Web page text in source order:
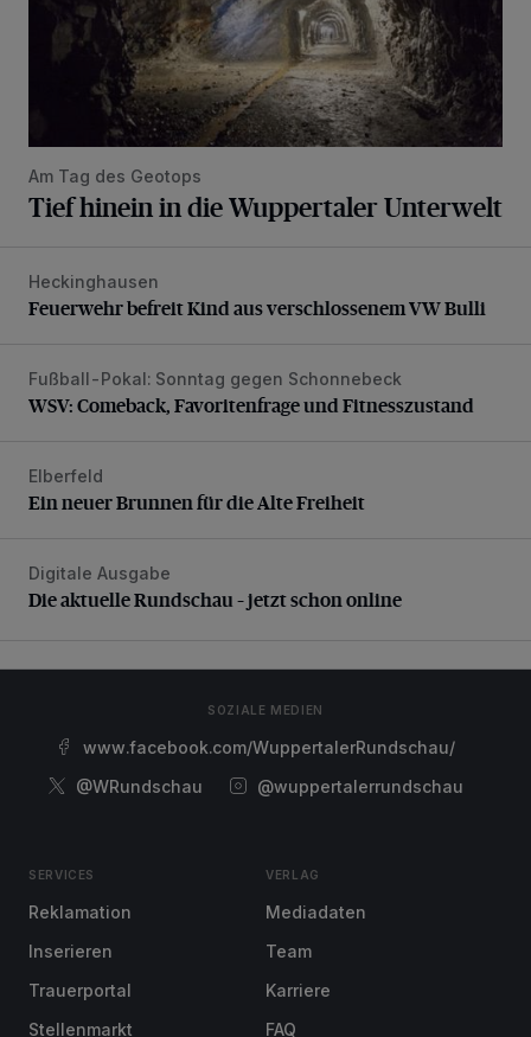
Am Tag des Geotops
Tief hinein in die Wuppertaler Unterwelt
Feuerwehr befreit Kind aus verschlossenem VW Bulli
Heckinghausen
Feuerwehr befreit Kind aus verschlossenem VW Bulli
WSV: Comeback, Favoritenfrage und Fitnesszustand
Fußball-Pokal: Sonntag gegen Schonnebeck
WSV: Comeback, Favoritenfrage und Fitnesszustand
Ein neuer Brunnen für die Alte Freiheit
Elberfeld
Ein neuer Brunnen für die Alte Freiheit
Die aktuelle Rundschau – jetzt schon online
Digitale Ausgabe
Die aktuelle Rundschau – jetzt schon online
SOZIALE MEDIEN
www.facebook.com/WuppertalerRundschau/
@WRundschau
@wuppertalerrundschau
SERVICES
Reklamation
Inserieren
Trauerportal
Stellenmarkt
VERLAG
Mediadaten
Team
Karriere
FAQ